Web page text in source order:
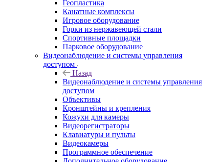
Геопластика
Канатные комплексы
Игровое оборудование
Горки из нержавеющей стали
Спортивные площадки
Парковое оборудование
Видеонаблюдение и системы управления
доступом
Назад
Видеонаблюдение и системы управления
доступом
Объективы
Кронштейны и крепления
Кожухи для камеры
Видеорегистраторы
Клавиатуры и пульты
Видеокамеры
Программное обеспечение